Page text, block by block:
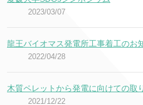
2023/03/07
龍王バイオマス発電所工事着工のお
2022/04/28
木質ペレットから発電に向けての取
2021/12/22